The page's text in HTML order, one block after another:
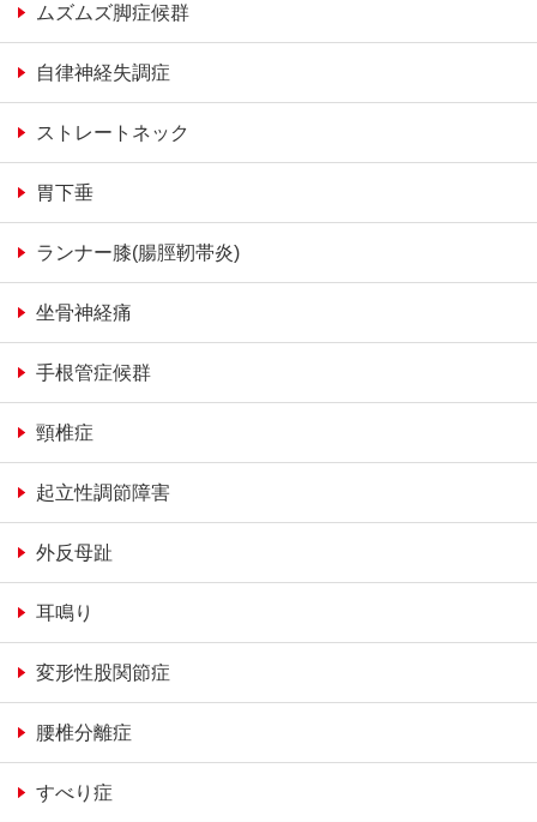
ムズムズ脚症候群
自律神経失調症
ストレートネック
胃下垂
ランナー膝(腸脛靭帯炎)
坐骨神経痛
手根管症候群
頸椎症
起立性調節障害
外反母趾
耳鳴り
変形性股関節症
腰椎分離症
すべり症